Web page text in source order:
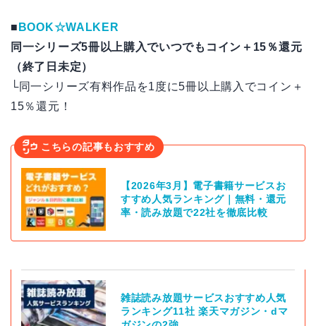
■ BOOK☆WALKER
同一シリーズ5冊以上購入でいつでもコイン＋15％還元
（終了日未定）
└同一シリーズ有料作品を1度に5冊以上購入でコイン＋
15％還元！
こちらの記事もおすすめ
【2026年3月】電子書籍サービスお
すすめ人気ランキング｜無料・還元
率・読み放題で22社を徹底比較
雑誌読み放題サービスおすすめ人気
ランキング11社 楽天マガジン・dマ